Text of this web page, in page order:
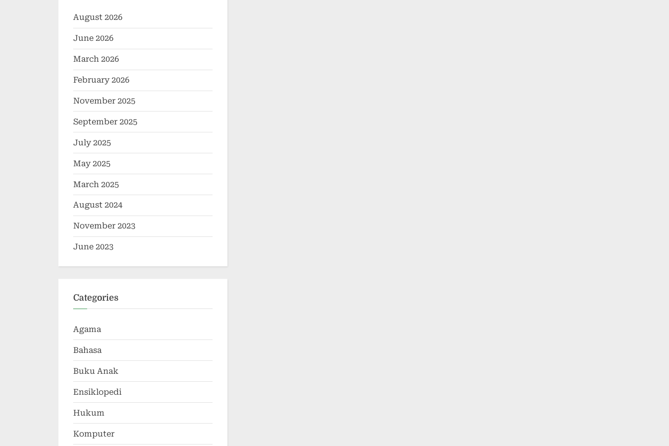
August 2026
June 2026
March 2026
February 2026
November 2025
September 2025
July 2025
May 2025
March 2025
August 2024
November 2023
June 2023
Categories
Agama
Bahasa
Buku Anak
Ensiklopedi
Hukum
Komputer